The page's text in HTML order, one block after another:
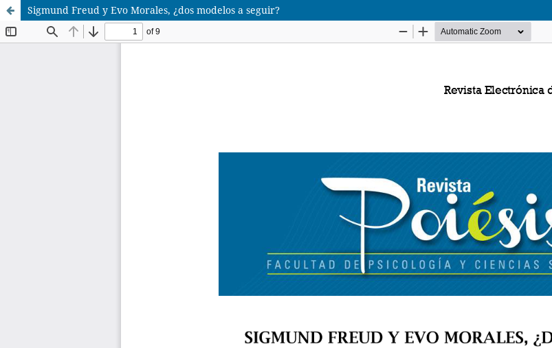
Sigmund Freud y Evo Morales, ¿dos modelos a seguir?